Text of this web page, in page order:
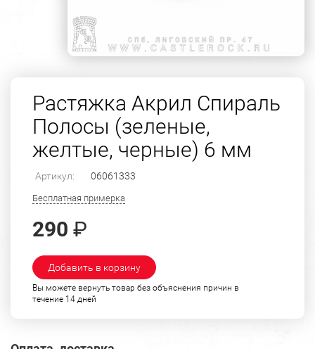
Растяжка Акрил Спираль
Полосы (зеленые,
желтые, черные) 6 мм
Артикул: 06061333
Бесплатная примерка
290 ₽
Добавить в корзину
Вы можете вернуть товар без объяснения причин в
течение 14 дней